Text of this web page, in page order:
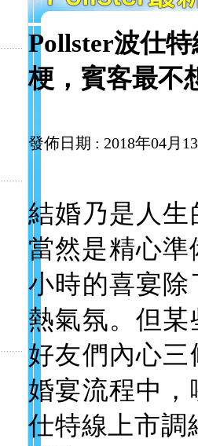
Pollster波仕
梗，賓客最不
發佈日期 : 2018年04月
結婚乃是人
當然是精心
小時的喜宴
熱氣氛。但
好友們內心
婚宴流程中，
仕特線上市調